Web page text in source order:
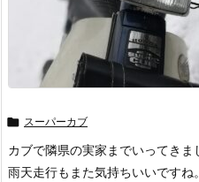
 スーパーカブ
カブで隣県の実家までいってきま
雨天走行もまた気持ちいいです